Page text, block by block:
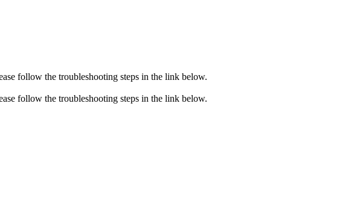
follow the troubleshooting steps in the link below.
follow the troubleshooting steps in the link below.